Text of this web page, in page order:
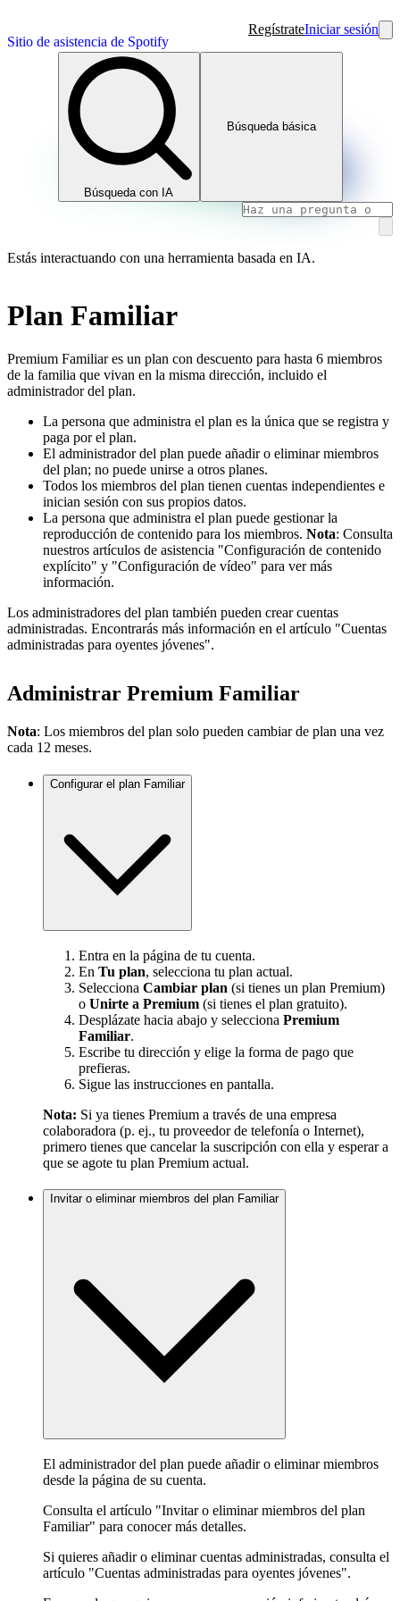
Sitio de asistencia de Spotify
RegístrateIniciar sesión
Búsqueda con IA
Búsqueda básica
Estás interactuando con una herramienta basada en IA.
Plan Familiar
Premium Familiar es un plan con descuento para hasta 6 miembros
de la familia que vivan en la misma dirección, incluido el
administrador del plan.
La persona que administra el plan es la única que se registra y
paga por el plan.
El administrador del plan puede añadir o eliminar miembros
del plan; no puede unirse a otros planes.
Todos los miembros del plan tienen cuentas independientes e
inician sesión con sus propios datos.
La persona que administra el plan puede gestionar la
reproducción de contenido para los miembros. Nota: Consulta
nuestros artículos de asistencia "Configuración de contenido
explícito" y "Configuración de vídeo" para ver más
información.
Los administradores del plan también pueden crear cuentas
administradas. Encontrarás más información en el artículo "Cuentas
administradas para oyentes jóvenes".
Administrar Premium Familiar
Nota: Los miembros del plan solo pueden cambiar de plan una vez
cada 12 meses.
Configurar el plan Familiar
Entra en la página de tu cuenta.
En Tu plan, selecciona tu plan actual.
Selecciona Cambiar plan (si tienes un plan Premium)
o Unirte a Premium (si tienes el plan gratuito).
Desplázate hacia abajo y selecciona Premium
Familiar.
Escribe tu dirección y elige la forma de pago que
prefieras.
Sigue las instrucciones en pantalla.
Nota: Si ya tienes Premium a través de una empresa
colaboradora (p. ej., tu proveedor de telefonía o Internet),
primero tienes que cancelar la suscripción con ella y esperar a
que se agote tu plan Premium actual.
Invitar o eliminar miembros del plan Familiar
El administrador del plan puede añadir o eliminar miembros
desde la página de su cuenta.
Consulta el artículo "Invitar o eliminar miembros del plan
Familiar" para conocer más detalles.
Si quieres añadir o eliminar cuentas administradas, consulta el
artículo "Cuentas administradas para oyentes jóvenes".